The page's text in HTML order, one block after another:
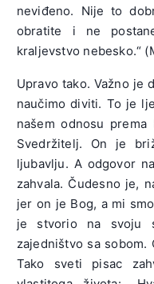
neviđeno. Nije to
obratite i ne
kraljevstvo nebesko.“
Upravo tako. Važno je
naučimo diviti. To je
našem odnosu
Svedržitelj. On je
ljubavlju. A odgovor
zahvala. Čudesno je,
jer on je Bog, a mi
je stvorio na svoju
zajedništvo sa
Tako sveti pisac